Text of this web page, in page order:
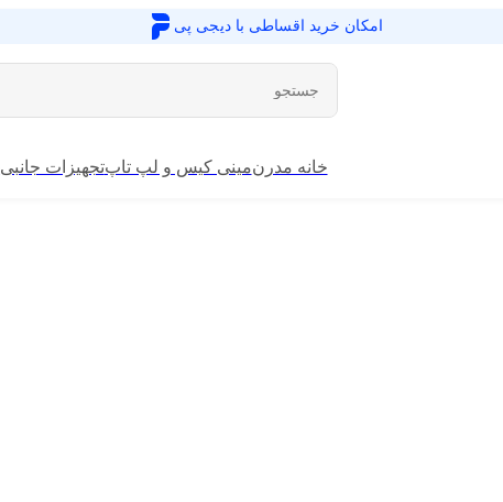
امکان خرید اقساطی بادیجی پی
تجهیزات جانبیمینی کیس و لپ تاپخانه مدرن